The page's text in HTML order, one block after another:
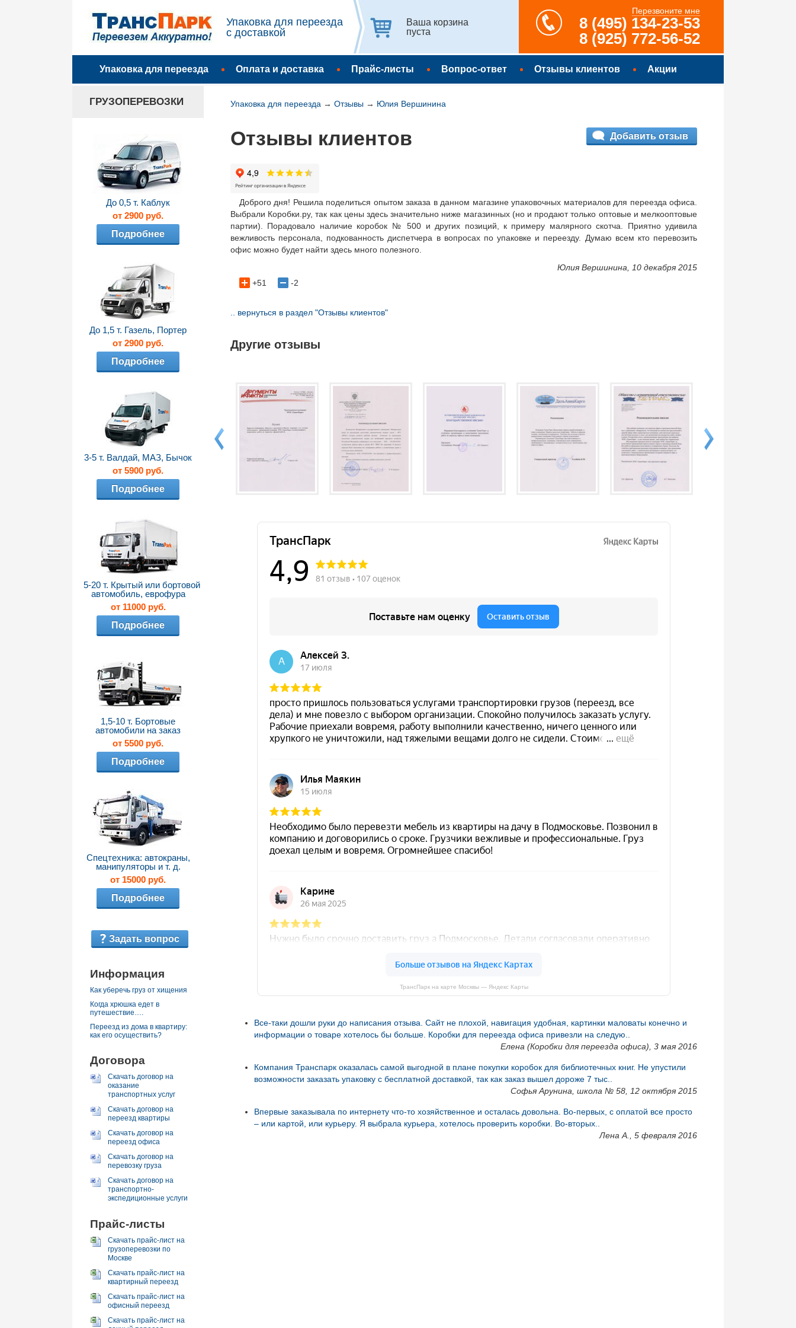
Упаковка для переезда
с доставкой
Ваша корзина
пуста
Перезвоните мне
8 (495) 134-23-53
8 (925) 772-56-52
Упаковка для переезда Оплата и доставка Прайс-листы Вопрос-ответ Отзывы клиентов Акции
ГРУЗОПЕРЕВОЗКИ
До 0,5 т. Каблук
от 2900 руб.
Подробнее
До 1,5 т. Газель, Портер
от 2900 руб.
Подробнее
3-5 т. Валдай, МАЗ, Бычок
от 5900 руб.
Подробнее
5-20 т. Крытый или бортовой
автомобиль, еврофура
от 11000 руб.
Подробнее
1,5-10 т. Бортовые
автомобили на заказ
от 5500 руб.
Подробнее
Спецтехника: автокраны,
манипуляторы и т. д.
от 15000 руб.
Подробнее
Задать вопрос
Информация
Как уберечь груз от хищения
Когда хрюшка едет в
путешествие….
Переезд из дома в квартиру:
как его осуществить?
Договора
Скачать договор на
оказание
транспортных услуг
Скачать договор на
переезд квартиры
Скачать договор на
переезд офиса
Скачать договор на
перевозку груза
Скачать договор на
транспортно-
экспедиционные услуги
Прайс-листы
Скачать прайс-лист на
грузоперевозки по
Москве
Скачать прайс-лист на
квартирный переезд
Скачать прайс-лист на
офисный переезд
Скачать прайс-лист на
Упаковка для переезда → Отзывы → Юлия Вершинина
Отзывы клиентов Добавить отзыв
Доброго дня! Решила поделиться опытом заказа в данном магазине упаковочных материалов для переезда офиса.
Выбрали Коробки.ру, так как цены здесь значительно ниже магазинных (но и продают только оптовые и мелкооптовые
партии). Порадовало наличие коробок № 500 и других позиций, к примеру малярного скотча. Приятно удивила
вежливость персонала, подкованность диспетчера в вопросах по упаковке и переезду. Думаю всем кто перевозить
офис можно будет найти здесь много полезного.
Юлия Вершинина, 10 декабря 2015
+51
-2
.. вернуться в раздел "Отзывы клиентов"
Другие отзывы
ТрансПарк на карте Москвы — Яндекс Карты
Все-таки дошли руки до написания отзыва. Сайт не плохой, навигация удобная, картинки маловаты конечно и
информации о товаре хотелось бы больше. Коробки для переезда офиса привезли на следую..
Елена (Коробки для переезда офиса), 3 мая 2016
Компания Транспарк оказалась самой выгодной в плане покупки коробок для библиотечных книг. Не упустили
возможности заказать упаковку с бесплатной доставкой, так как заказ вышел дороже 7 тыс..
Софья Арунина, школа № 58, 12 октября 2015
Впервые заказывала по интернету что-то хозяйственное и осталась довольна. Во-первых, с оплатой все просто
– или картой, или курьеру. Я выбрала курьера, хотелось проверить коробки. Во-вторых..
Лена А., 5 февраля 2016